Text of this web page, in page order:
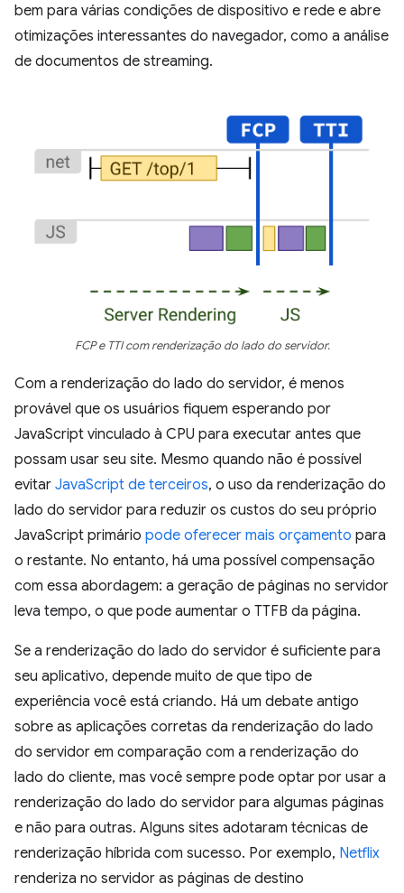
bem para várias condições de dispositivo e rede e abre
otimizações interessantes do navegador, como a análise
de documentos de streaming.
FCP e TTI com renderização do lado do servidor.
Com a renderização do lado do servidor, é menos
provável que os usuários fiquem esperando por
JavaScript vinculado à CPU para executar antes que
possam usar seu site. Mesmo quando não é possível
evitar JavaScript de terceiros, o uso da renderização do
lado do servidor para reduzir os custos do seu próprio
JavaScript primário pode oferecer mais orçamento para
o restante. No entanto, há uma possível compensação
com essa abordagem: a geração de páginas no servidor
leva tempo, o que pode aumentar o TTFB da página.
Se a renderização do lado do servidor é suficiente para
seu aplicativo, depende muito de que tipo de
experiência você está criando. Há um debate antigo
sobre as aplicações corretas da renderização do lado
do servidor em comparação com a renderização do
lado do cliente, mas você sempre pode optar por usar a
renderização do lado do servidor para algumas páginas
e não para outras. Alguns sites adotaram técnicas de
renderização híbrida com sucesso. Por exemplo, Netflix
renderiza no servidor as páginas de destino